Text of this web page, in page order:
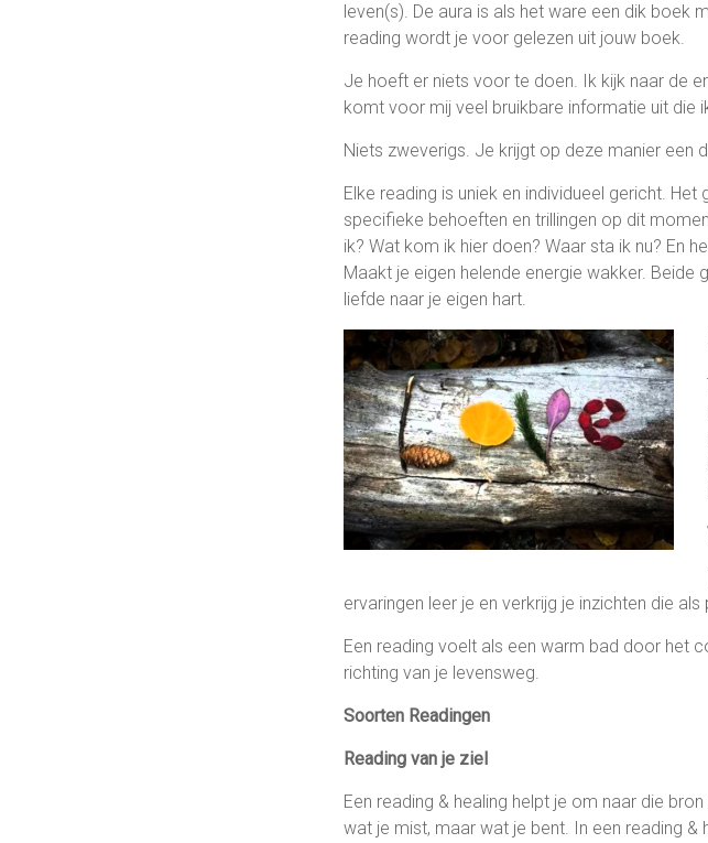
leven(s). De aura is als het ware een dik boek
reading wordt je voor gelezen uit jouw boek.
Je hoeft er niets voor te doen. Ik kijk naar de
komt voor mij veel bruikbare informatie uit die
Niets zweverigs. Je krijgt op deze manier een
Elke reading is uniek en individueel gericht.
specifieke behoeften en trillingen op dit
ik? Wat kom ik hier doen? Waar sta ik nu? En
Maakt je eigen helende energie wakker. Beide
liefde naar je eigen hart.
ervaringen leer je en verkrijg je inzichten die
Een reading voelt als een warm bad door het
richting van je levensweg.
Soorten Readingen
Reading van je ziel
Een reading & healing helpt je om naar die
wat je mist, maar wat je bent. In een reading